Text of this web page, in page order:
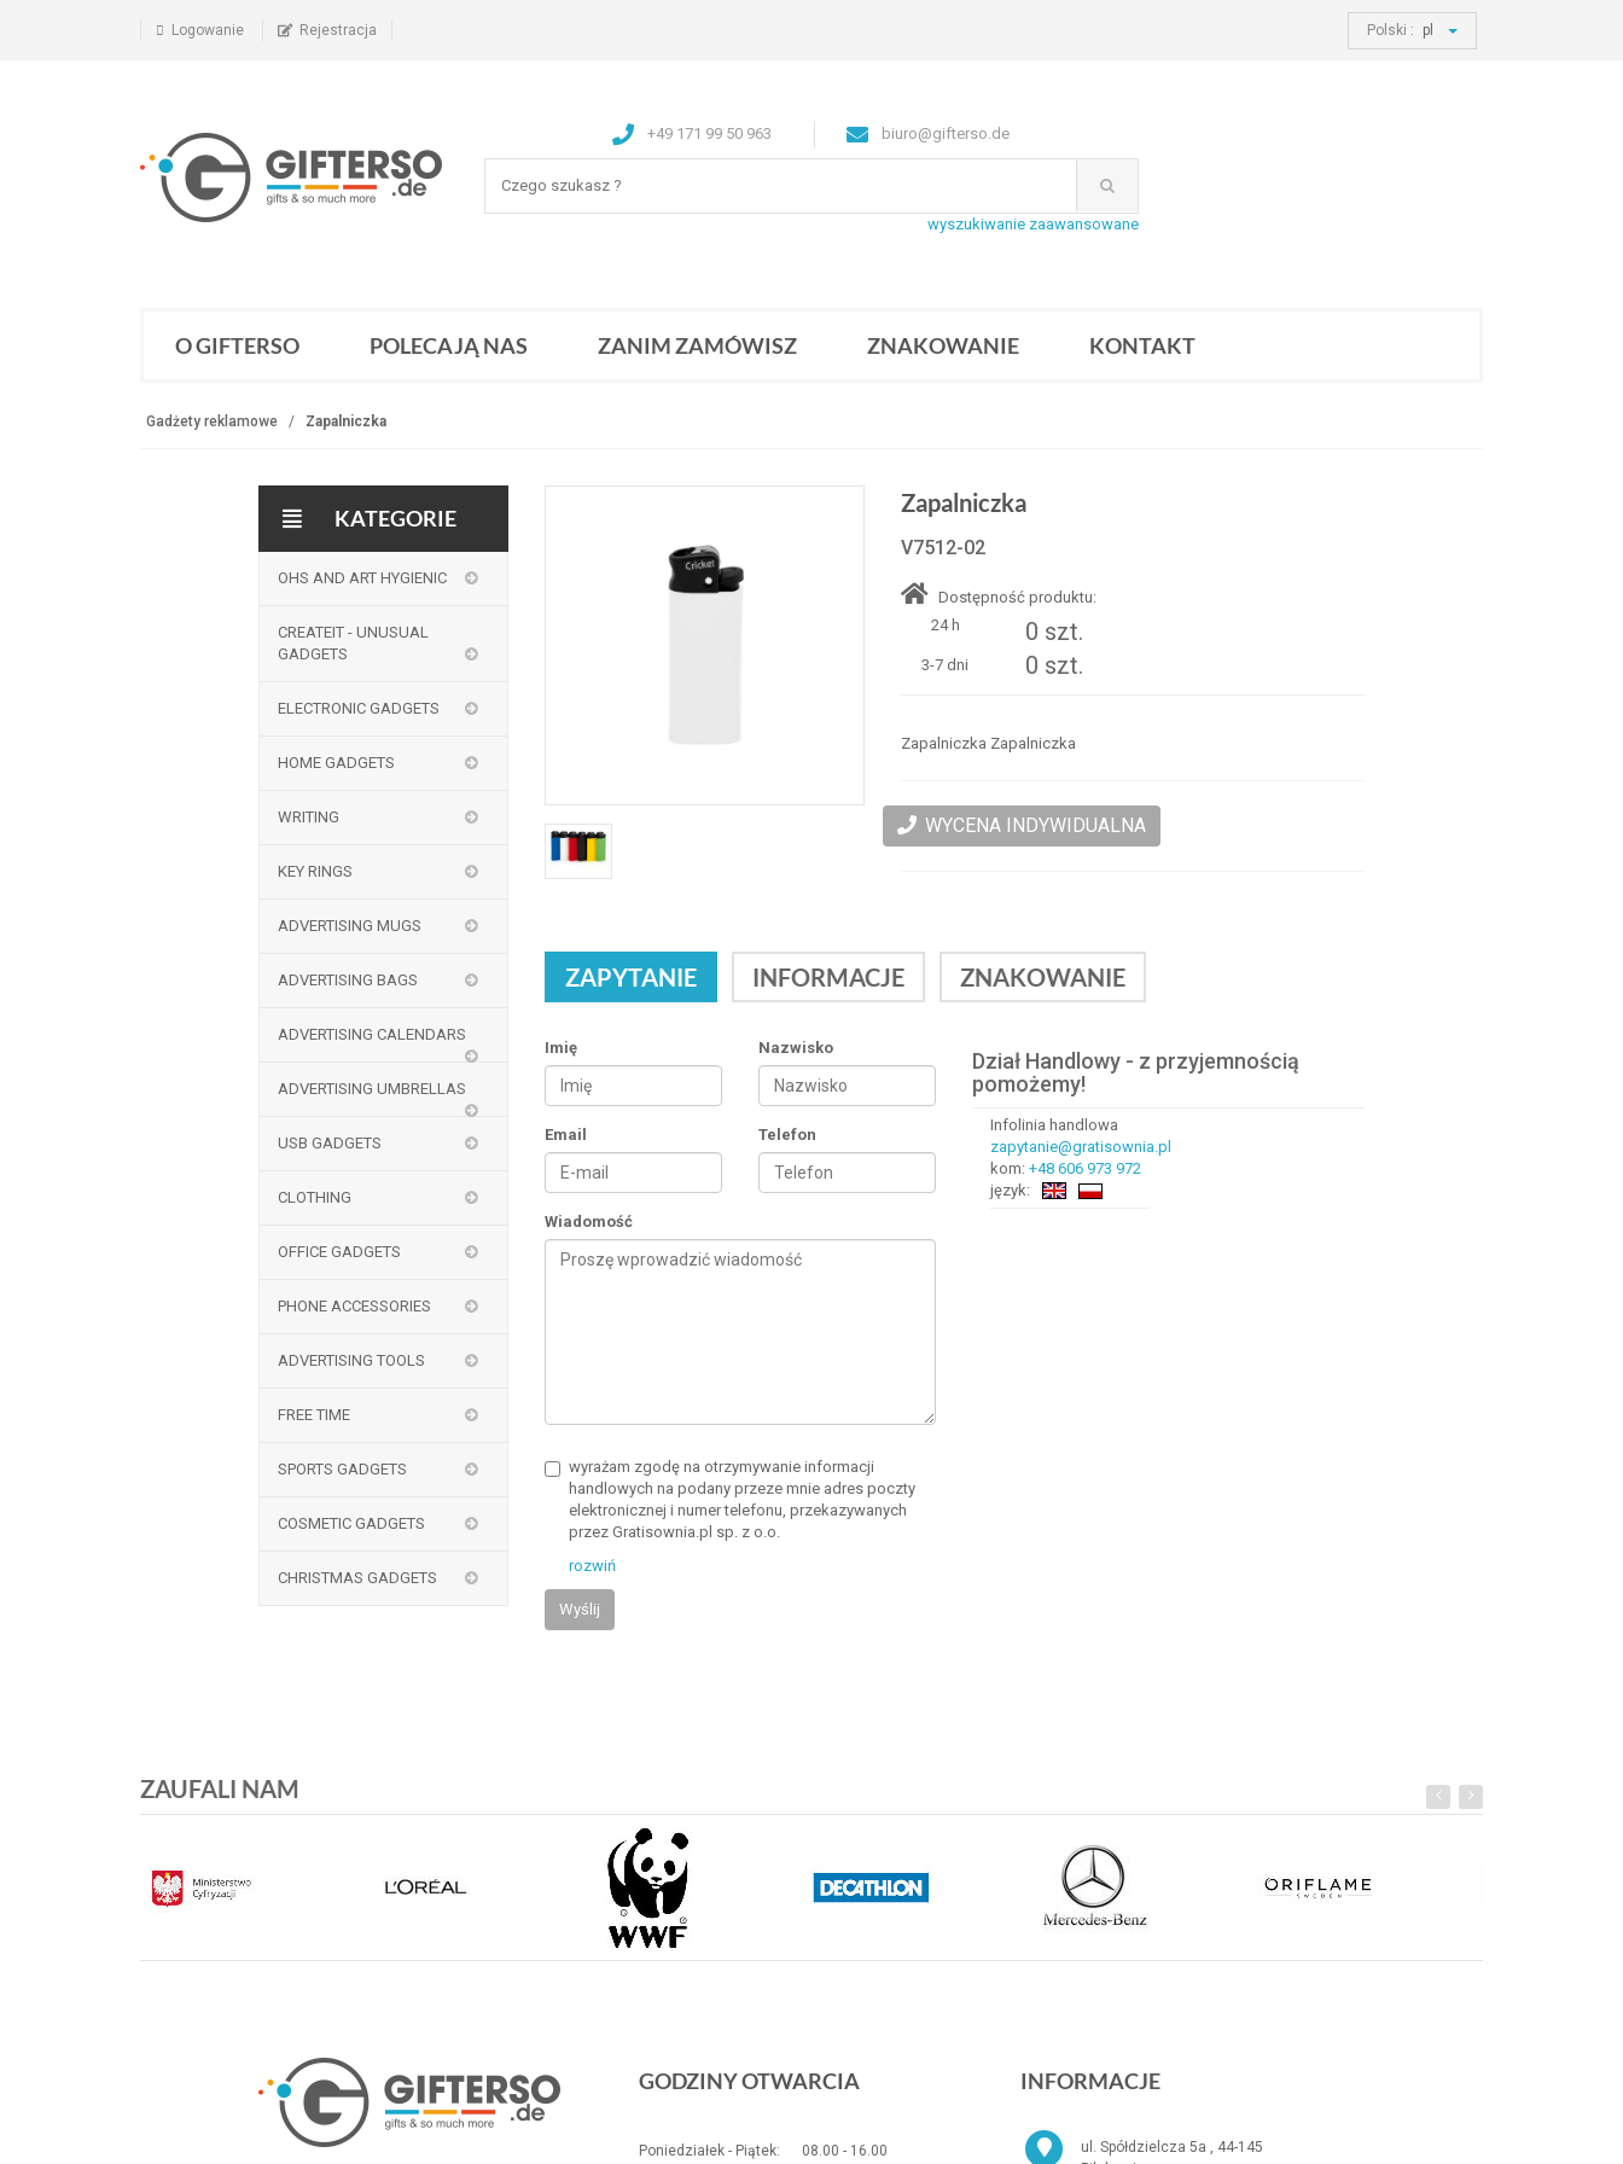
Logowanie Rejestracja Polski : pl
+49 171 99 50 963 biuro@gifterso.de
wyszukiwanie zaawansowane
O GIFTERSO POLECAJĄ NAS ZANIM ZAMÓWISZ ZNAKOWANIE KONTAKT
Gadżety reklamowe Zapalniczka
KATEGORIE
OHS AND ART HYGIENIC
CREATEIT - UNUSUAL
GADGETS
ELECTRONIC GADGETS
HOME GADGETS
WRITING
KEY RINGS
ADVERTISING MUGS
ADVERTISING BAGS
ADVERTISING CALENDARS
ADVERTISING UMBRELLAS
USB GADGETS
CLOTHING
OFFICE GADGETS
PHONE ACCESSORIES
ADVERTISING TOOLS
FREE TIME
SPORTS GADGETS
COSMETIC GADGETS
CHRISTMAS GADGETS
Zapalniczka
V7512-02
Dostępność produktu:
24 h
0 szt.
3-7 dni 0 szt.
Zapalniczka Zapalniczka
WYCENA INDYWIDUALNA
ZAPYTANIE INFORMACJE ZNAKOWANIE
Imię Nazwisko
Email Telefon
Wiadomość
wyrażam zgodę na otrzymywanie informacji
handlowych na podany przeze mnie adres poczty
elektronicznej i numer telefonu, przekazywanych
przez Gratisownia.pl sp. z o.o.
rozwiń
Wyślij
Dział Handlowy - z przyjemnością
pomożemy!
Infolinia handlowa
zapytanie@gratisownia.pl
kom:+48 606 973 972
język:
ZAUFALI NAM
GODZINY OTWARCIA
Poniedziałek - Piątek: 08.00 - 16.00
INFORMACJE
ul. Spółdzielcza 5a , 44-145